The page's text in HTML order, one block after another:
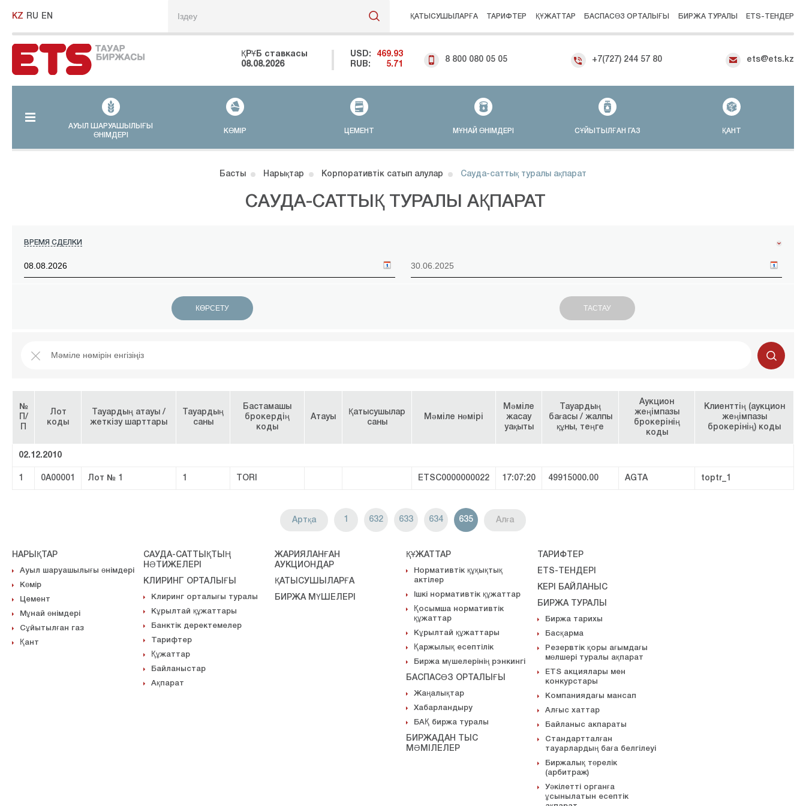
KZ RU EN ҚАТЫСУШЫЛАРҒА ТАРИФТЕР ҚҰЖАТТАР БАСПАСӨЗ ОРТАЛЫҒЫ БИРЖА ТУРАЛЫ ETS-ТЕНДЕР
ҚРҰБ ставкасы
08.08.2026
USD:
469.93
RUB:
5.71
8 800 080 05 05 +7(727) 244 57 80 ets@ets.kz
АУЫЛ ШАРУАШЫЛЫҒЫ
ӨНІМДЕРІ
КӨМІР ЦЕМЕНТ МҰНАЙ ӨНІМДЕРІ СҰЙЫТЫЛҒАН ГАЗ ҚАНТ
Басты Нарықтар Корпоративтік сатып алулар Сауда-саттық туралы ақпарат
САУДА-САТТЫҚ ТУРАЛЫ АҚПАРАТ
ВРЕМЯ СДЕЛКИ
№
П/
Лот
коды
Тауардың атауы /
жеткізу шарттары
Тауардың
саны
Бастамашы
брокердің
коды
Атауы
Қатысушылар
саны
Мәміле нөмірі
Мәміле
жасау
уақыты
Тауардың
бағасы / жалпы
құны, теңге
Аукцион
жеңімпазы
брокерінің
коды
Клиенттің (аукцион
жеңімпазы
брокерінің) коды
02.12.2010
1 0A00001 Лот № 1 1 TORI ETSC0000000022 17:07:20 49915000.00 AGTA toptr_1
Артқа 1 632 633 634 635 Алға
НАРЫҚТАР
Ауыл шаруашылығы өнімдері
Көмір
Цемент
Мұнай өнімдері
Сұйытылған газ
Қант
САУДА-САТТЫҚТЫҢ
НӘТИЖЕЛЕРІ
КЛИРИНГ ОРТАЛЫҒЫ
Клиринг орталығы туралы
Кұрылтай құжаттары
Банктік деректемелер
Тарифтер
Құжаттар
Байланыстар
Ақпарат
ЖАРИЯЛАНҒАН
АУКЦИОНДАР
ҚАТЫСУШЫЛАРҒА
БИРЖА МҮШЕЛЕРІ
ҚҰЖАТТАР
Нормативтік құқықтық
актілер
Ішкі нормативтік құжаттар
Қосымша нормативтік
құжаттар
Кұрылтай құжаттары
Қаржылық есептілік
Биржа мүшелерінің рэнкингі
БАСПАСӨЗ ОРТАЛЫҒЫ
Жаңалықтар
Хабарландыру
БАҚ биржа туралы
БИРЖАДАН ТЫС
МӘМІЛЕЛЕР
ТАРИФТЕР
ETS-ТЕНДЕРІ
КЕРІ БАЙЛАНЫС
БИРЖА ТУРАЛЫ
Биржа тарихы
Басқарма
Резервтік қоры ағымдағы
мөлшері туралы ақпарат
ETS акциялары мен
конкурстары
Компаниядағы мансап
Алғыс хаттар
Байланыс акпараты
Стандартталған
тауарлардың баға белгілеуi
Биржалық төрелік
(арбитраж)
Уәкілетті органға
ұсынылатын есептік